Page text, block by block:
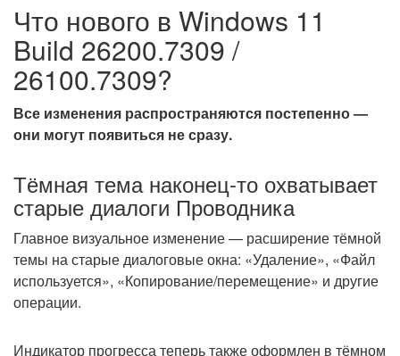
Что нового в Windows 11
Build 26200.7309 /
26100.7309?
Все изменения распространяются постепенно —
они могут появиться не сразу.
Тёмная тема наконец-то охватывает
старые диалоги Проводника
Главное визуальное изменение — расширение тёмной
темы на старые диалоговые окна: «Удаление», «Файл
используется», «Копирование/перемещение» и другие
операции.
Индикатор прогресса теперь также оформлен в тёмном